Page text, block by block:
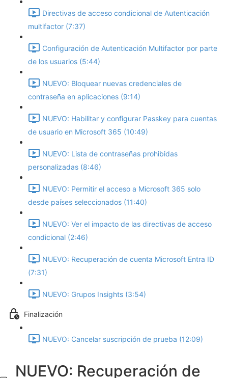
Directivas de acceso condicional de Autenticación
multifactor (7:37)
Configuración de Autenticación Multifactor por parte
de los usuarios (5:44)
NUEVO: Bloquear nuevas credenciales de
contraseña en aplicaciones (9:14)
NUEVO: Habilitar y configurar Passkey para cuentas
de usuario en Microsoft 365 (10:49)
NUEVO: Lista de contraseñas prohibidas
personalizadas (8:46)
NUEVO: Permitir el acceso a Microsoft 365 solo
desde países seleccionados (11:40)
NUEVO: Ver el impacto de las directivas de acceso
condicional (2:46)
NUEVO: Recuperación de cuenta Microsoft Entra ID
(7:31)
NUEVO: Grupos Insights (3:54)
Finalización
NUEVO: Cancelar suscripción de prueba (12:09)
NUEVO: Recuperación de